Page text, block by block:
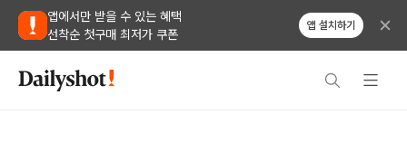
앱에서만 받을 수 있는 혜택
선착순 첫구매 최저가 쿠폰
앱 설치하기